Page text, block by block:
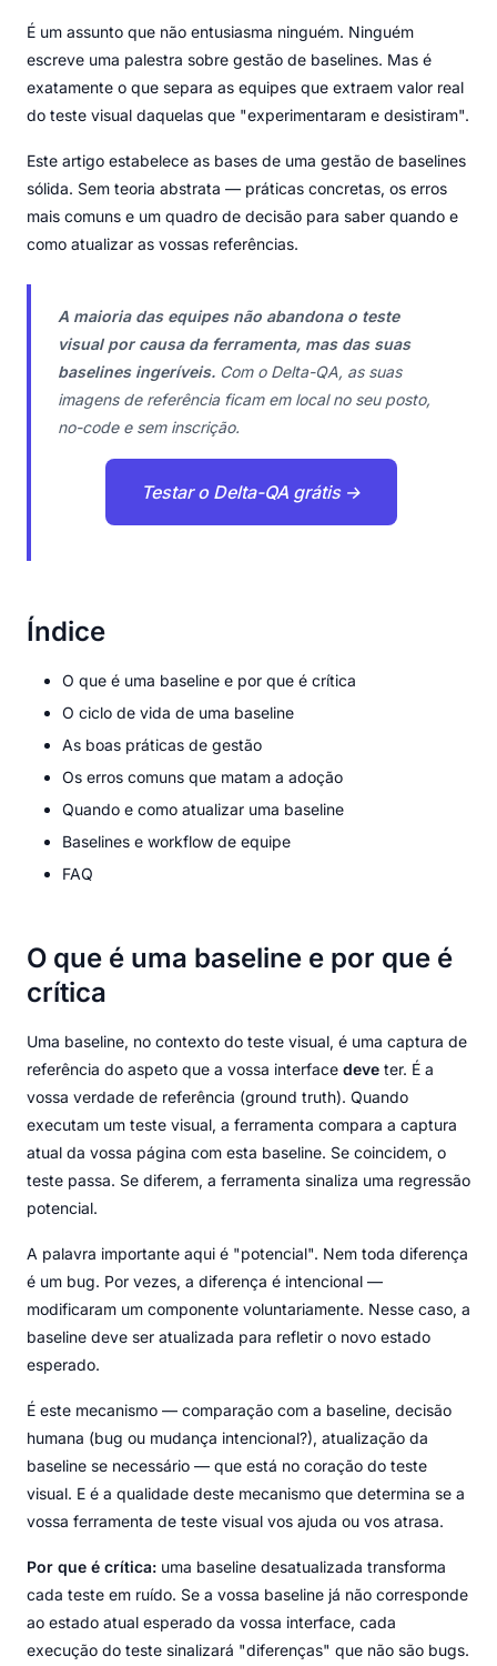
É um assunto que não entusiasma ninguém. Ninguém
escreve uma palestra sobre gestão de baselines. Mas é
exatamente o que separa as equipes que extraem valor real
do teste visual daquelas que "experimentaram e desistiram".
Este artigo estabelece as bases de uma gestão de baselines
sólida. Sem teoria abstrata — práticas concretas, os erros
mais comuns e um quadro de decisão para saber quando e
como atualizar as vossas referências.
A maioria das equipes não abandona o teste
visual por causa da ferramenta, mas das suas
baselines ingeríveis. Com o Delta-QA, as suas
imagens de referência ficam em local no seu posto,
no-code e sem inscrição.
Testar o Delta-QA grátis →
Índice
O que é uma baseline e por que é crítica
O ciclo de vida de uma baseline
As boas práticas de gestão
Os erros comuns que matam a adoção
Quando e como atualizar uma baseline
Baselines e workflow de equipe
FAQ
O que é uma baseline e por que é
crítica
Uma baseline, no contexto do teste visual, é uma captura de
referência do aspeto que a vossa interface deve ter. É a
vossa verdade de referência (ground truth). Quando
executam um teste visual, a ferramenta compara a captura
atual da vossa página com esta baseline. Se coincidem, o
teste passa. Se diferem, a ferramenta sinaliza uma regressão
potencial.
A palavra importante aqui é "potencial". Nem toda diferença
é um bug. Por vezes, a diferença é intencional —
modificaram um componente voluntariamente. Nesse caso, a
baseline deve ser atualizada para refletir o novo estado
esperado.
É este mecanismo — comparação com a baseline, decisão
humana (bug ou mudança intencional?), atualização da
baseline se necessário — que está no coração do teste
visual. E é a qualidade deste mecanismo que determina se a
vossa ferramenta de teste visual vos ajuda ou vos atrasa.
Por que é crítica: uma baseline desatualizada transforma
cada teste em ruído. Se a vossa baseline já não corresponde
ao estado atual esperado da vossa interface, cada
execução do teste sinalizará "diferenças" que não são bugs.